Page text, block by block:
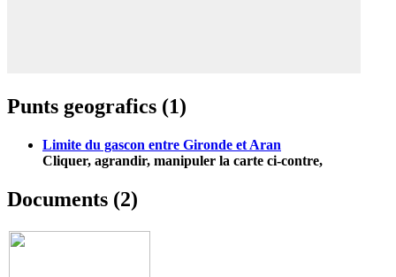
Punts geografics (1)
Limite du gascon entre Gironde et Aran
Cliquer, agrandir, manipuler la carte ci-contre,
Documents (2)